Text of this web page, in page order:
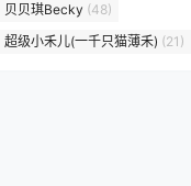
贝贝琪Becky (48)
超级小禾儿(一千只猫薄禾) (21)